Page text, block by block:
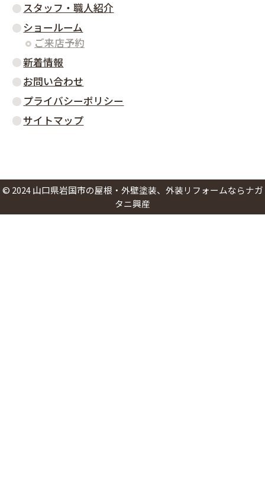
スタッフ・職人紹介
ショールーム
ご来店予約
新着情報
お問い合わせ
プライバシーポリシー
サイトマップ
© 2024 山口県岩国市の屋根・外壁塗装、外装リフォームならナガ
タニ興産